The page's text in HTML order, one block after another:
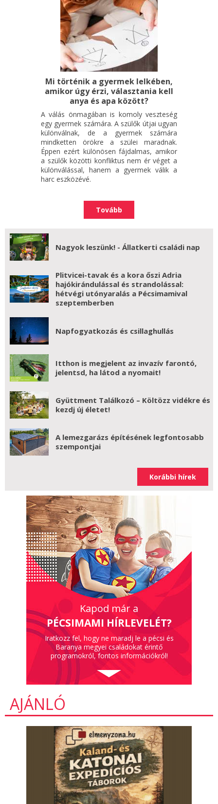
Mi történik a gyermek lelkében,
amikor úgy érzi, választania kell
anya és apa között?
A válás önmagában is komoly veszteség
egy gyermek számára. A szülők útjai ugyan
különválnak, de a gyermek számára
mindketten örökre a szülei maradnak.
Éppen ezért különösen fájdalmas, amikor
a szülők közötti konfliktus nem ér véget a
különválással, hanem a gyermek válik a
harc eszközévé.
Tovább
Nagyok leszünk! - Állatkerti családi nap
Plitvicei-tavak és a kora őszi Adria
hajókirándulással és strandolással:
hétvégi utónyaralás a Pécsimamival
szeptemberben
Napfogyatkozás és csillaghullás
Itthon is megjelent az invazív farontó,
jelentsd, ha látod a nyomait!
Gyüttment Találkozó – Költözz vidékre és
kezdj új életet!
A lemezgarázs építésének legfontosabb
szempontjai
Korábbi hírek
Kapod már a
PÉCSIMAMI HÍRLEVELÉT?
Iratkozz fel, hogy ne maradj le a pécsi és
Baranya megyei családokat érintő
programokról, fontos információkról!
AJÁNLÓ